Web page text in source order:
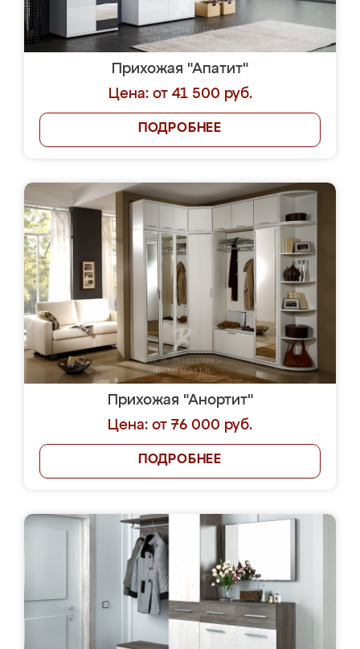
Прихожая "Апатит"
Цена: от 41 500 руб.
ПОДРОБНЕЕ
Прихожая "Анортит"
Цена: от 76 000 руб.
ПОДРОБНЕЕ